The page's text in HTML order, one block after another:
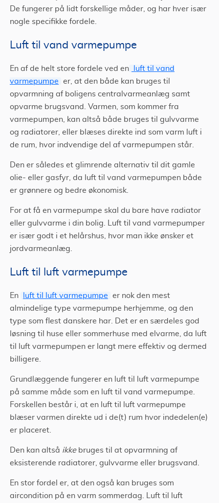
De fungerer på lidt forskellige måder, og har hver især
nogle specifikke fordele.
Luft til vand varmepumpe
En af de helt store fordele ved en
luft til vand
varmepumpe
er, at den både kan bruges til
opvarmning af boligens centralvarmeanlæg samt
opvarme brugsvand. Varmen, som kommer fra
varmepumpen, kan altså både bruges til gulvvarme
og radiatorer, eller blæses direkte ind som varm luft i
de rum, hvor indvendige del af varmepumpen står.
Den er således et glimrende alternativ til dit gamle
olie- eller gasfyr, da luft til vand varmepumpen både
er grønnere og bedre økonomisk.
For at få en varmepumpe skal du bare have radiator
eller gulvvarme i din bolig. Luft til vand varmepumper
er især godt i et helårshus, hvor man ikke ønsker et
jordvarmeanlæg.
Luft til luft varmepumpe
En luft til luft varmepumpe
er nok den mest
almindelige type varmepumpe herhjemme, og den
type som flest danskere har. Det er en særdeles god
løsning til huse eller sommerhuse med elvarme, da luft
til luft varmepumpen er langt mere effektiv og dermed
billigere.
Grundlæggende fungerer en luft til luft varmepumpe
på samme måde som en luft til vand varmepumpe.
Forskellen består i, at en luft til luft varmepumpe
blæser varmen direkte ud i de(t) rum hvor indedelen(e)
er placeret.
Den kan altså ikkebruges til at opvarmning af
eksisterende radiatorer, gulvvarme eller brugsvand.
En stor fordel er, at den også kan bruges som
aircondition på en varm sommerdag. Luft til luft